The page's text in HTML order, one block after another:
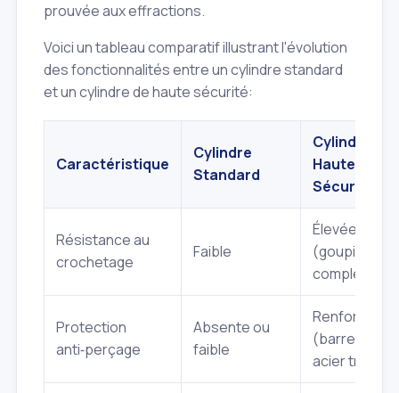
prouvée aux effractions.
Voici un tableau comparatif illustrant l'évolution
des fonctionnalités entre un cylindre standard
et un cylindre de haute sécurité:
Caractéristique
Cylindre
Standard
Cylindre
Haute
Sécurité
Résistance au
crochetage
Faible
Élevée
(goupilles
complexes)
Protection
anti‑perçage
Absente ou
faible
Renforcée
(barres en
acier